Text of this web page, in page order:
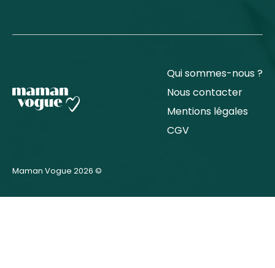
Qui sommes-nous ?
Nous contacter
Mentions légales
CGV
Maman Vogue 2026 ©